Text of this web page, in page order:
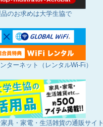
のお求めは大学生協で
ターネット（レンタルWi-Fi）
具・家電・生活雑貨の通販サイト